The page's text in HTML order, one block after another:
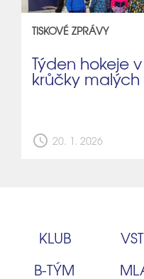
TISKOVÉ ZPRÁVY
Týden hokeje
krůčky malých
schedule 20. 1. 2026
KLUB
B‑TÝM